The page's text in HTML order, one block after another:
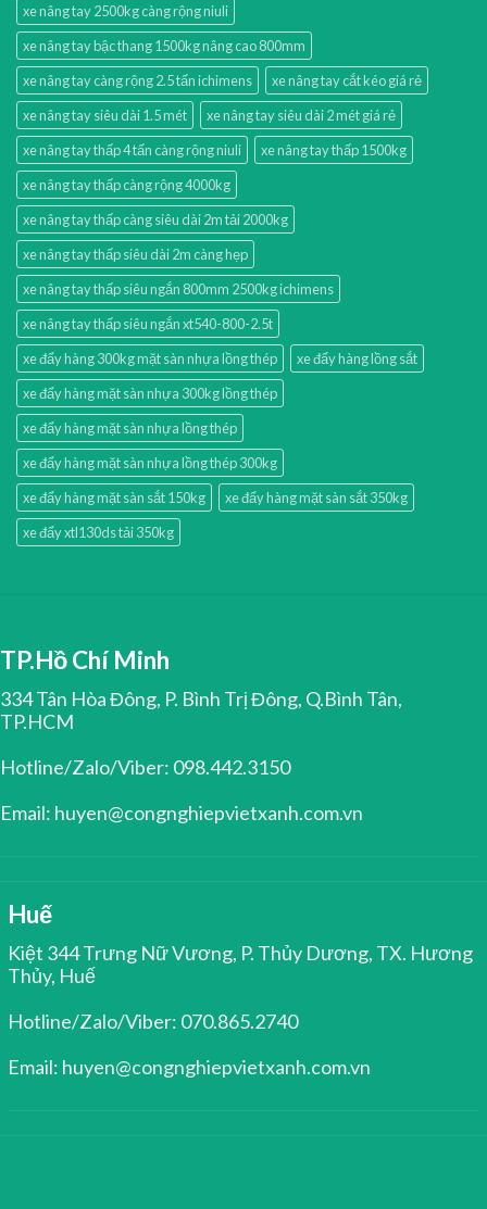
xe nâng tay 2500kg càng rộng niuli
xe nâng tay bậc thang 1500kg nâng cao 800mm
xe nâng tay càng rộng 2.5 tấn ichimens
xe nâng tay cắt kéo giá rẻ
xe nâng tay siêu dài 1.5 mét
xe nâng tay siêu dài 2 mét giá rẻ
xe nâng tay thấp 4 tấn càng rộng niuli
xe nâng tay thấp 1500kg
xe nâng tay thấp càng rộng 4000kg
xe nâng tay thấp càng siêu dài 2m tải 2000kg
xe nâng tay thấp siêu dài 2m càng hẹp
xe nâng tay thấp siêu ngắn 800mm 2500kg ichimens
xe nâng tay thấp siêu ngắn xt540-800-2.5t
xe đẩy hàng 300kg mặt sàn nhựa lồng thép
xe đẩy hàng lồng sắt
xe đẩy hàng mặt sàn nhựa 300kg lồng thép
xe đẩy hàng mặt sàn nhựa lồng thép
xe đẩy hàng mặt sàn nhựa lồng thép 300kg
xe đẩy hàng mặt sàn sắt 150kg
xe đẩy hàng mặt sàn sắt 350kg
xe đẩy xtl130ds tải 350kg
TP.Hồ Chí Minh
334 Tân Hòa Đông, P. Bình Trị Đông, Q.Bình Tân,
TP.HCM
Hotline/Zalo/Viber: 098.442.3150
Email: huyen@congnghiepvietxanh.com.vn
Huế
Kiệt 344 Trưng Nữ Vương, P. Thủy Dương, TX. Hương
Thủy, Huế
Hotline/Zalo/Viber: 070.865.2740
Email: huyen@congnghiepvietxanh.com.vn